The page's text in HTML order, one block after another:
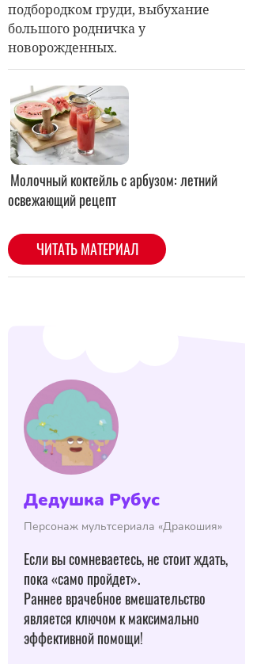
подбородком груди, выбухание
большого родничка у
новорожденных.
Дедушка Рубус
Персонаж мультсериала «Дракошия»
Если вы сомневаетесь, не стоит ждать,
пока «само пройдет».
Раннее врачебное вмешательство
является ключом к максимально
эффективной помощи!